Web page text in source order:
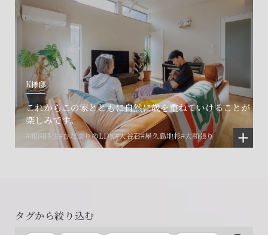
K様邸
これからこの家とともに自然に歳を重ねていけることが
楽しみです。
#湘南移住#ひだまりのLDK#大谷石#屋久島地杉#大和張り
タグから絞り込む